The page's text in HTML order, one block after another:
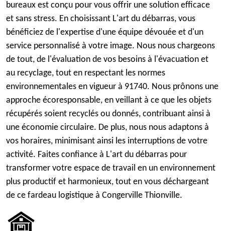
bureaux est conçu pour vous offrir une solution efficace
et sans stress. En choisissant L'art du débarras, vous
bénéficiez de l'expertise d'une équipe dévouée et d'un
service personnalisé à votre image. Nous nous chargeons
de tout, de l'évaluation de vos besoins à l'évacuation et
au recyclage, tout en respectant les normes
environnementales en vigueur à 91740. Nous prônons une
approche écoresponsable, en veillant à ce que les objets
récupérés soient recyclés ou donnés, contribuant ainsi à
une économie circulaire. De plus, nous nous adaptons à
vos horaires, minimisant ainsi les interruptions de votre
activité. Faites confiance à L'art du débarras pour
transformer votre espace de travail en un environnement
plus productif et harmonieux, tout en vous déchargeant
de ce fardeau logistique à Congerville Thionville.